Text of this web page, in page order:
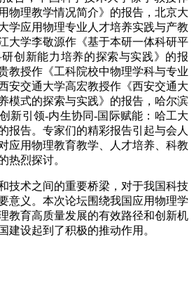
物理教学情况简介》的报告，北京大
学应用物理专业人才培养实践与产教
大学李敬源作《基于本研一体科研平
创新能力培养的探索与实践》的报
教授作《工科院校中物理学科与专业
安交通大学高宏教授作《西安交通大
模式的探索与实践》的报告，哈尔滨
新引领-内生协同-国际赋能：哈工大
报告。 专家们的精彩报告引起与会人
应用物理教育教学、人才培养、科教
热烈探讨。
技术之间的重要桥梁，对于我国科技
意义。本次论坛围绕我国应用物理学
教育高质量发展的有效路径和创新机
建设起到了积极的推动作用。